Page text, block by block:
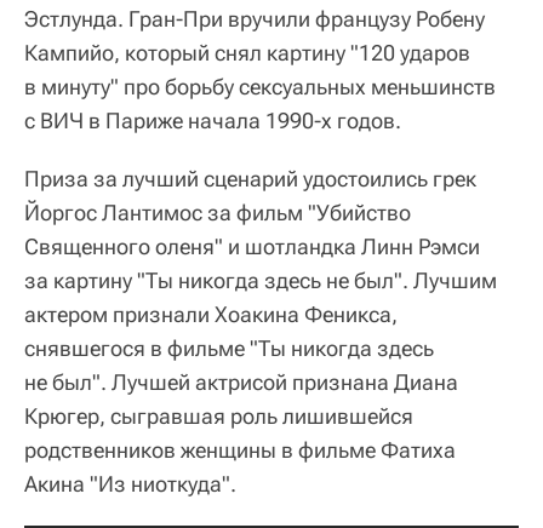
Эстлунда. Гран-При вручили французу Робену
Кампийо, который снял картину "120 ударов
в минуту" про борьбу сексуальных меньшинств
с ВИЧ в Париже начала 1990-х годов.
Приза за лучший сценарий удостоились грек
Йоргос Лантимос за фильм "Убийство
Священного оленя" и шотландка Линн Рэмси
за картину "Ты никогда здесь не был". Лучшим
актером признали Хоакина Феникса,
снявшегося в фильме "Ты никогда здесь
не был". Лучшей актрисой признана Диана
Крюгер, сыгравшая роль лишившейся
родственников женщины в фильме Фатиха
Акина "Из ниоткуда".